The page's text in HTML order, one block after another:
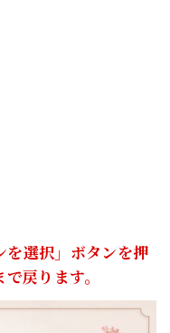
選択」ボタンを押
戻ります。